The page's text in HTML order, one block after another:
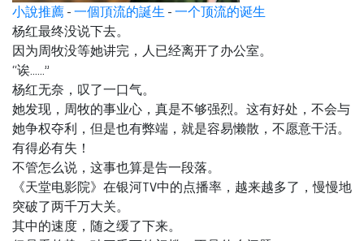
小說推薦-一個頂流的誕生-一个顶流的诞生
杨红最终没说下去。
因为周牧没等她讲完，人已经离开了办公室。
“诶……”
杨红无奈，叹了一口气。
她发现，周牧的事业心，真是不够强烈。这有好处，不会与
她争权夺利，但是也有弊端，就是容易懒散，不愿意干活。
有得必有失！
不管怎么说，这事也算是告一段落。
《天堂电影院》在银河TV中的点播率，越来越多了，慢慢地
突破了两千万大关。
其中的速度，随之缓了下来。